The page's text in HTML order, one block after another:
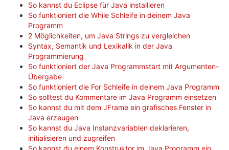
So kannst du Eclipse für Java installieren
So funktioniert die While Schleife in deinem Java
Programm
2 Möglichkeiten, um Java Strings zu vergleichen
Syntax, Semantik und Lexikalik in der Java
Programmierung
So funktioniert der Java Programmstart mit Argumenten-
Übergabe
So funktioniert die For Schleife in deinem Java Programm
So solltest du Kommentare im Java Programm einsetzen
So kannst du mit dem JFrame ein grafisches Fenster in
Java erzeugen
So kannst du Java Instanzvariablen deklarieren,
initialisieren und zugreifen
So kannst du einem Konstruktor im Java Programm ein